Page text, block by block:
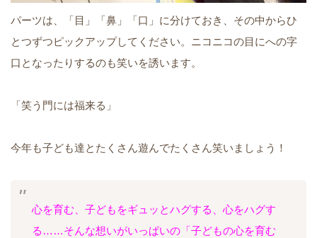
パーツは、「目」「鼻」「口」に分けておき、その中からひ
とつずつピックアップしてください。ニコニコの目にへの字
口となったりするのも笑いを誘います。
「笑う門には福来る」
今年も子ども達とたくさん遊んでたくさん笑いましょう！
心を育む、子どもをギュッとハグする、心をハグす
る……そんな想いがいっぱいの「子どもの心を育む